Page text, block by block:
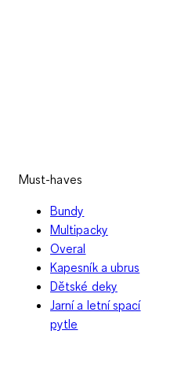
Must-haves
Bundy
Multipacky
Overal
Kapesník a ubrus
Dětské deky
Jarní a letní spací
pytle